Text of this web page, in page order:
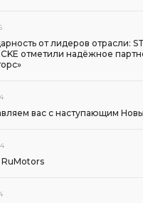
от лидеров отрасли:
отметили надёжное
вас с наступающим
RuMotors